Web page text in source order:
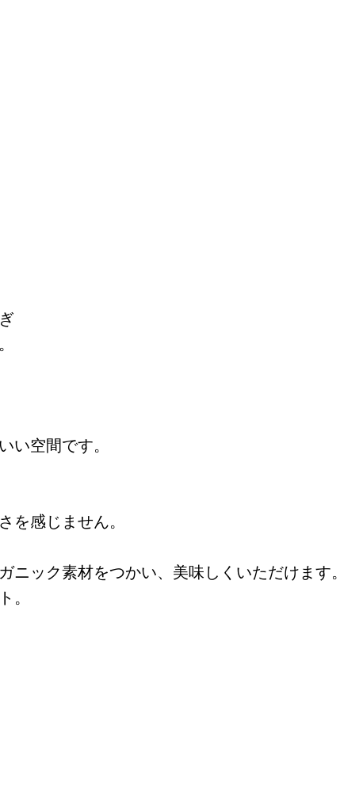
い空間です。
を感じません。
ニック素材をつかい、美味しくいただけます
。